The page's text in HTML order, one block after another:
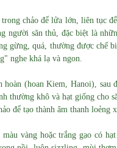
chảo để lửa lớn, liên tục
người săn thủ, đặc biệt là
gừng, quá, thường được chế
nghe khá lạ và ngon.
(hoan Kiem, Hanoi), sau
thường khô và hạt giống cho
để tạo thành âm thanh
vàng hoặc trắng gạo có